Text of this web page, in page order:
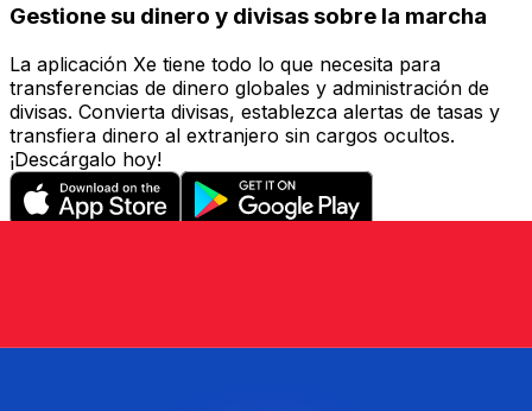
Gestione su dinero y divisas sobre la marcha
La aplicación Xe tiene todo lo que necesita para
transferencias de dinero globales y administración de
divisas. Convierta divisas, establezca alertas de tasas y
transfiera dinero al extranjero sin cargos ocultos.
¡Descárgalo hoy!